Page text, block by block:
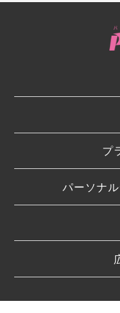
プ
パーソナ